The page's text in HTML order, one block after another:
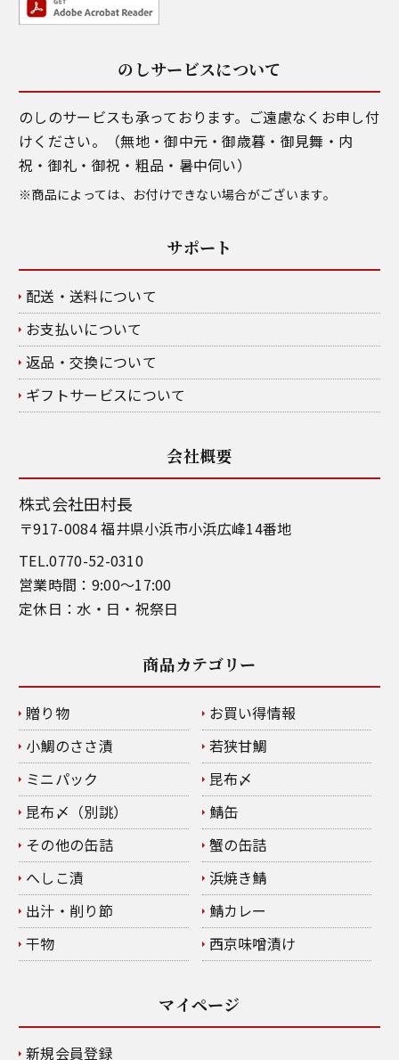
のしサービスについて
のしのサービスも承っております。ご遠慮なくお申し付
けください。（無地・御中元・御歳暮・御見舞・内
祝・御礼・御祝・粗品・暑中伺い）
※商品によっては、お付けできない場合がございます。
サポート
配送・送料について
お支払いについて
返品・交換について
ギフトサービスについて
会社概要
株式会社田村長
〒917-0084 福井県小浜市小浜広峰14番地
TEL.0770-52-0310
営業時間：9:00～17:00
定休日：水・日・祝祭日
商品カテゴリー
贈り物
お買い得情報
小鯛のささ漬
若狭甘鯛
ミニパック
昆布〆
昆布〆（別誂）
鯖缶
その他の缶詰
蟹の缶詰
へしこ漬
浜焼き鯖
出汁・削り節
鯖カレー
干物
西京味噌漬け
マイページ
新規会員登録